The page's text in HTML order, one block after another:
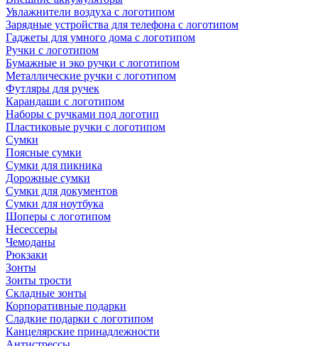
Увлажнители воздуха с логотипом
Зарядные устройства для телефона с логотипом
Гаджеты для умного дома с логотипом
Ручки с логотипом
Бумажные и эко ручки с логотипом
Металлические ручки с логотипом
Футляры для ручек
Карандаши с логотипом
Наборы с ручками под логотип
Пластиковые ручки с логотипом
Сумки
Поясные сумки
Сумки для пикника
Дорожные сумки
Сумки для документов
Сумки для ноутбука
Шоперы с логотипом
Несессеры
Чемоданы
Рюкзаки
Зонты
Зонты трости
Складные зонты
Корпоративные подарки
Сладкие подарки с логотипом
Канцелярские принадлежности